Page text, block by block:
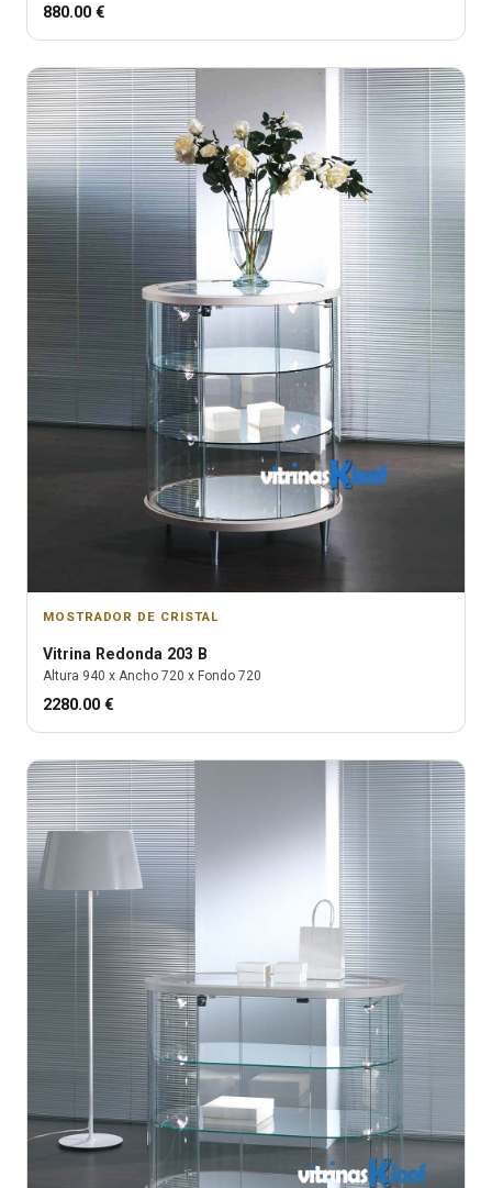
880.00 €
MOSTRADOR DE CRISTAL
Vitrina Redonda 203 B
Altura 940 x Ancho 720 x Fondo 720
2280.00 €